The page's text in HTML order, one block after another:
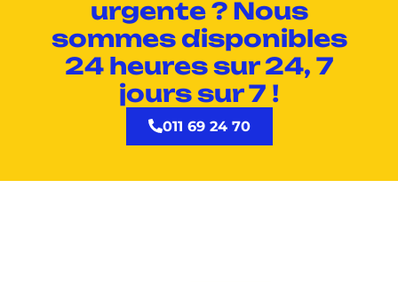
urgente ? Nous
sommes disponibles
24 heures sur 24, 7
jours sur 7 !
011 69 24 70